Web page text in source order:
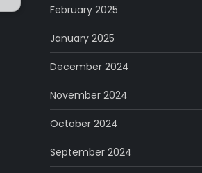
February 2025
January 2025
December 2024
November 2024
October 2024
September 2024